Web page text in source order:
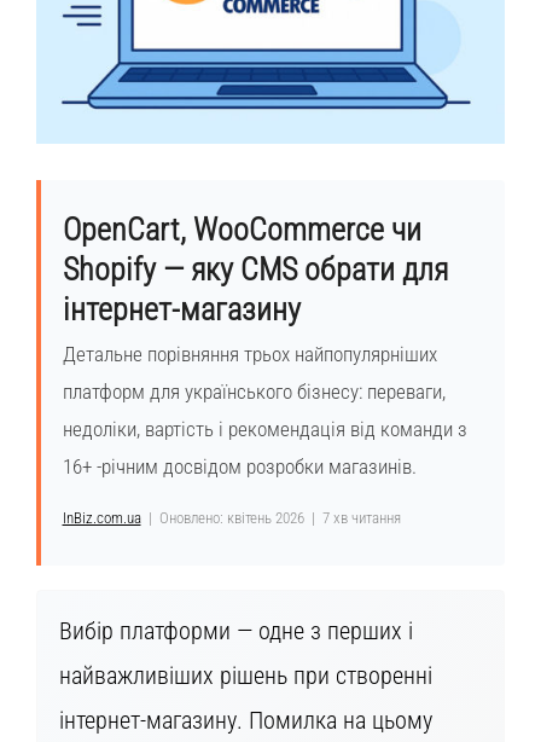
OpenCart, WooCommerce чи
Shopify — яку CMS обрати для
інтернет-магазину
Детальне порівняння трьох найпопулярніших
платформ для українського бізнесу: переваги,
недоліки, вартість і рекомендація від команди з
16+ -річним досвідом розробки магазинів.
InBiz.com.ua| Оновлено: квітень 2026 | 7 хв читання
Вибір платформи — одне з перших і
найважливіших рішень при створенні
інтернет-магазину. Помилка на цьому